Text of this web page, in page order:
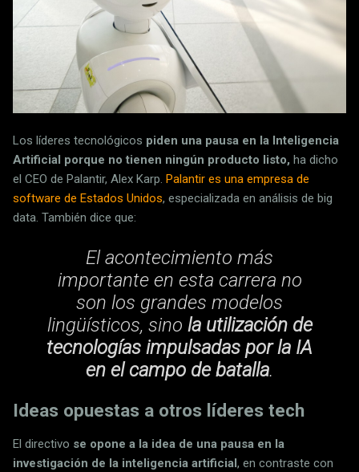
Los líderes tecnológicos piden una pausa en la Inteligencia
Artificial porque no tienen ningún producto listo, ha dicho
el CEO de Palantir, Alex Karp. Palantir es una empresa de
software de Estados Unidos, especializada en análisis de big
data. También dice que:
El acontecimiento más
importante en esta carrera no
son los grandes modelos
lingüísticos, sino la utilización de
tecnologías impulsadas por la IA
en el campo de batalla.
Ideas opuestas a otros líderes tech
El directivo se opone a la idea de una pausa en la
investigación de la inteligencia artificial , en contraste con